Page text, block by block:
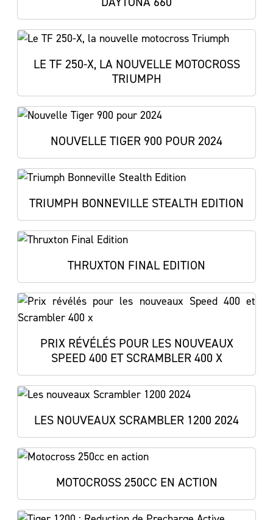
LE TF 250-X, LA NOUVELLE MOTOCROSS
TRIUMPH
NOUVELLE TIGER 900 POUR 2024
TRIUMPH BONNEVILLE STEALTH EDITION
THRUXTON FINAL EDITION
PRIX RÉVÉLÉS POUR LES NOUVEAUX
SPEED 400 ET SCRAMBLER 400 X
LES NOUVEAUX SCRAMBLER 1200 2024
MOTOCROSS 250CC EN ACTION